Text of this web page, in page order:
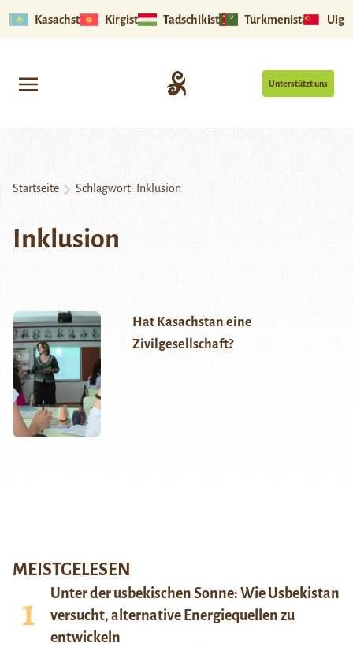
Kasachstan Kirgistan Tadschikistan Turkmenistan
Unterstützt uns
Startseite Schlagwort: Inklusion
Inklusion
Hat Kasachstan eine
Zivilgesellschaft?
MEISTGELESEN
Unter der usbekischen Sonne: Wie Usbekistan
versucht, alternative Energiequellen zu
entwickeln